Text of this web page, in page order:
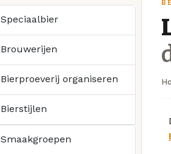
Speciaalbier
Brouwerijen
Bierproeverij organiseren
Bierstijlen
Smaakgroepen